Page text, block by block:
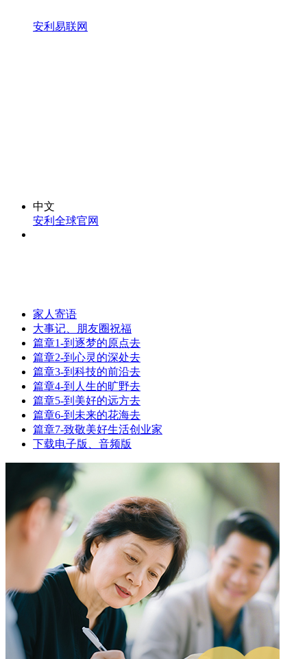
安利易联网
中文
安利全球官网
家人寄语
大事记、朋友圈祝福
篇章1-到逐梦的原点去
篇章2-到心灵的深处去
篇章3-到科技的前沿去
篇章4-到人生的旷野去
篇章5-到美好的远方去
篇章6-到未来的花海去
篇章7-致敬美好生活创业家
下载电子版、音频版